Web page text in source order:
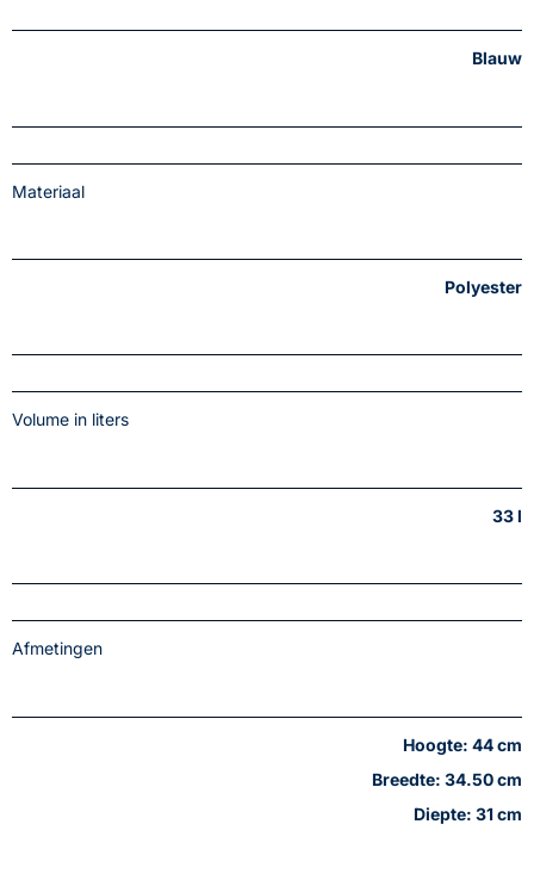
Blauw
Materiaal
Polyester
Volume in liters
33 l
Afmetingen
Hoogte: 44 cm
Breedte: 34.50 cm
Diepte: 31 cm